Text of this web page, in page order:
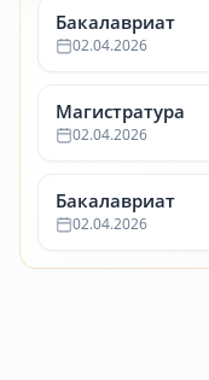
Бакалавриат
02.04.2026
Магистратура
02.04.2026
Бакалавриат
02.04.2026